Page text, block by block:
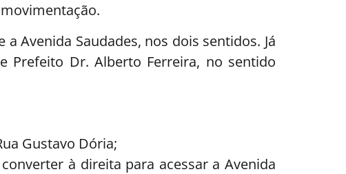
Avenida Saudades, nos dois sentidos. Já
Prefeito Dr. Alberto Ferreira, no sentido
Gustavo Dória;
à direita para acessar a Avenida